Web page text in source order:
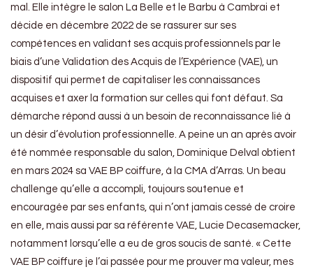
mal. Elle intègre le salon La Belle et le Barbu à Cambrai et
décide en décembre 2022 de se rassurer sur ses
compétences en validant ses acquis professionnels par le
biais d’une Validation des Acquis de l’Expérience (VAE), un
dispositif qui permet de capitaliser les connaissances
acquises et axer la formation sur celles qui font défaut. Sa
démarche répond aussi à un besoin de reconnaissance lié à
un désir d’évolution professionnelle. A peine un an après avoir
été nommée responsable du salon, Dominique Delval obtient
en mars 2024 sa VAE BP coiffure, à la CMA d’Arras. Un beau
challenge qu’elle a accompli, toujours soutenue et
encouragée par ses enfants, qui n’ont jamais cessé de croire
en elle, mais aussi par sa référente VAE, Lucie Decasemacker,
notamment lorsqu’elle a eu de gros soucis de santé. « Cette
VAE BP coiffure je l’ai passée pour me prouver ma valeur, mes